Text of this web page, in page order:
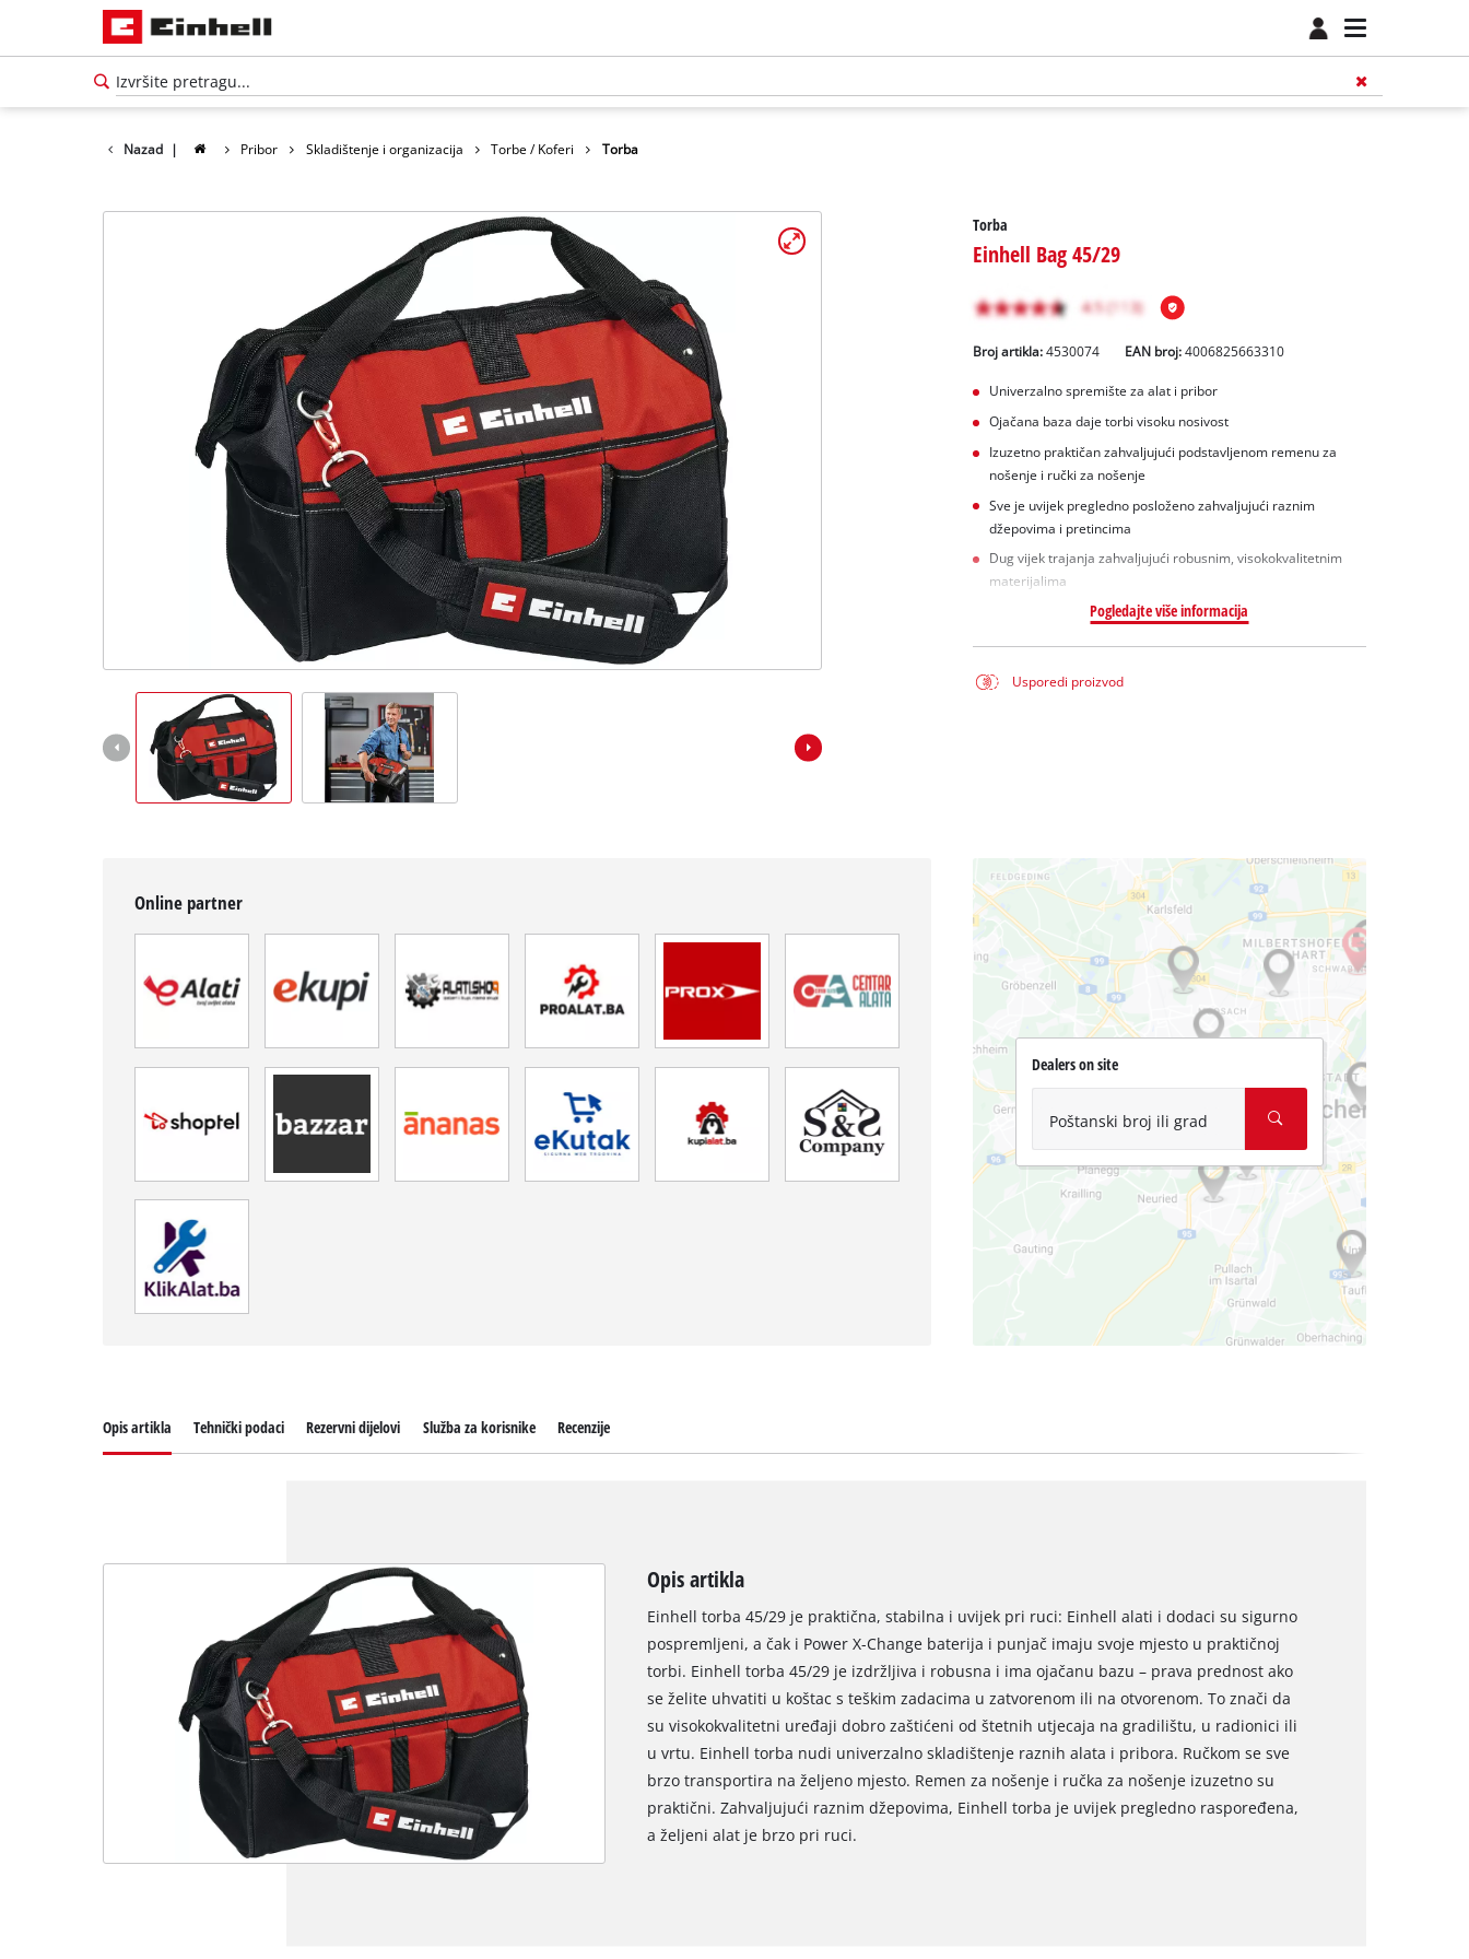
Nazad | Pribor Skladištenje i organizacija Torbe / Koferi Torba
Torba
Einhell Bag 45/29
Broj artikla: 4530074 EAN broj:4006825663310
Univerzalno spremište za alat i pribor
Ojačana baza daje torbi visoku nosivost
Izuzetno praktičan zahvaljujući podstavljenom remenu za
nošenje i ručki za nošenje
Sve je uvijek pregledno posloženo zahvaljujući raznim
džepovima i pretincima
Dug vijek trajanja zahvaljujući robusnim, visokokvalitetnim
materijalima
Pogledajte više informacija
Usporedi proizvod
Online partner
Dealers on site
Poštanski broj ili grad
Opis artikla Tehnički podaci Rezervni dijelovi Služba za korisnike Recenzije
Opis artikla
Einhell torba 45/29 je praktična, stabilna i uvijek pri ruci: Einhell alati i dodaci su sigurno
pospremljeni, a čak i Power X-Change baterija i punjač imaju svoje mjesto u praktičnoj
torbi. Einhell torba 45/29 je izdržljiva i robusna i ima ojačanu bazu – prava prednost ako
se želite uhvatiti u koštac s teškim zadacima u zatvorenom ili na otvorenom. To znači da
su visokokvalitetni uređaji dobro zaštićeni od štetnih utjecaja na gradilištu, u radionici ili
u vrtu. Einhell torba nudi univerzalno skladištenje raznih alata i pribora. Ručkom se sve
brzo transportira na željeno mjesto. Remen za nošenje i ručka za nošenje izuzetno su
praktični. Zahvaljujući raznim džepovima, Einhell torba je uvijek pregledno raspoređena,
a željeni alat je brzo pri ruci.